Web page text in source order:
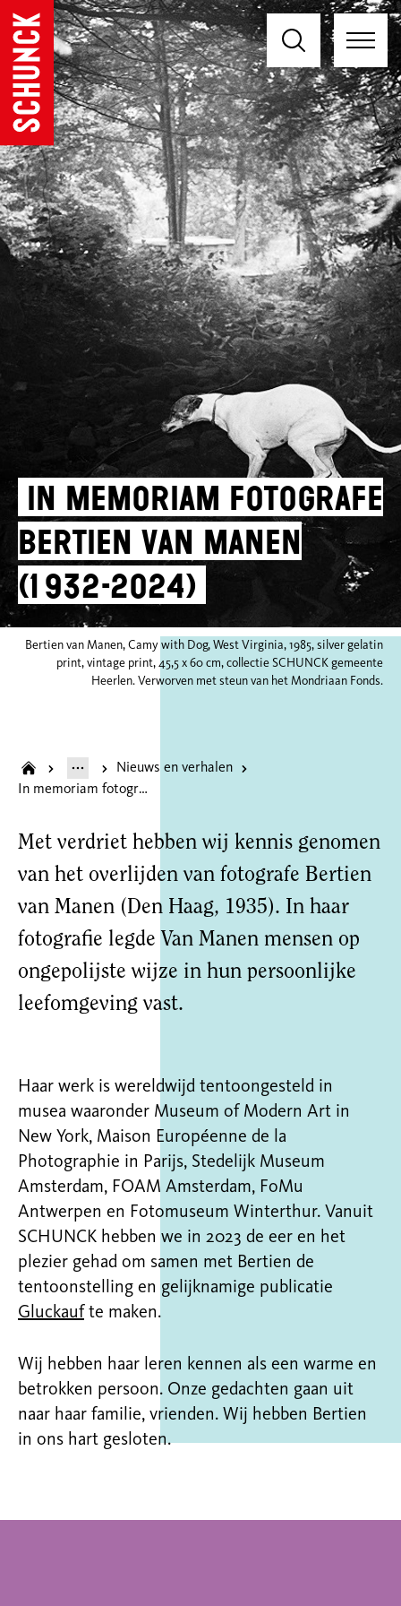
In memoriam fotografe
Bertien van Manen
(1932-2024)
Bertien van Manen, Camy with Dog, West Virginia, 1985, silver gelatin
print, vintage print, 45,5 x 60 cm, collectie SCHUNCK gemeente
Heerlen. Verworven met steun van het Mondriaan Fonds.
Nieuws en verhalen
In memoriam fotografe Bertien van Manen (1932-2024)
Met verdriet hebben wij kennis genomen
van het overlijden van fotografe Bertien
van Manen (Den Haag, 1935). In haar
fotografie legde Van Manen mensen op
ongepolijste wijze in hun persoonlijke
leefomgeving vast.
Haar werk is wereldwijd tentoongesteld in
musea waaronder Museum of Modern Art in
New York, Maison Européenne de la
Photographie in Parijs, Stedelijk Museum
Amsterdam, FOAM Amsterdam, FoMu
Antwerpen en Fotomuseum Winterthur. Vanuit
SCHUNCK hebben we in 2023 de eer en het
plezier gehad om samen met Bertien de
tentoonstelling en gelijknamige publicatie
Gluckauf te maken.
Wij hebben haar leren kennen als een warme en
betrokken persoon. Onze gedachten gaan uit
naar haar familie, vrienden. Wij hebben Bertien
in ons hart gesloten.